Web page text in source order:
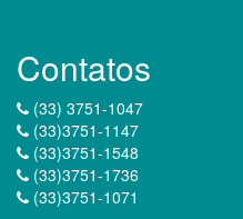
Contatos
(33) 3751-1047
(33)3751-1147
(33)3751-1548
(33)3751-1736
(33)3751-1071